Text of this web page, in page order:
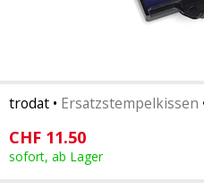
trodat • Ersatzstempelkissen
CHF 11.50
sofort, ab Lager